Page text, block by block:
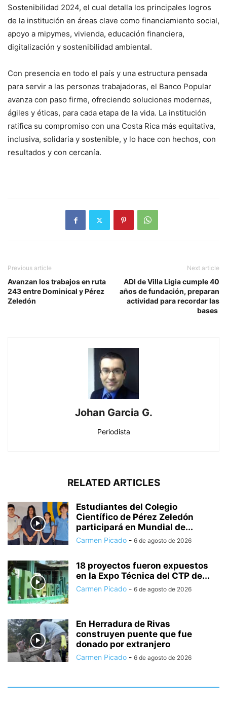
Sostenibilidad 2024, el cual detalla los principales logros
de la institución en áreas clave como financiamiento social,
apoyo a mipymes, vivienda, educación financiera,
digitalización y sostenibilidad ambiental.
Con presencia en todo el país y una estructura pensada
para servir a las personas trabajadoras, el Banco Popular
avanza con paso firme, ofreciendo soluciones modernas,
ágiles y éticas, para cada etapa de la vida. La institución
ratifica su compromiso con una Costa Rica más equitativa,
inclusiva, solidaria y sostenible, y lo hace con hechos, con
resultados y con cercanía.
Previous article
Avanzan los trabajos en ruta
243 entre Dominical y Pérez
Zeledón
Next article
ADI de Villa Ligia cumple 40
años de fundación, preparan
actividad para recordar las
bases
Johan Garcia G.
Periodista
RELATED ARTICLES
Estudiantes del Colegio
Científico de Pérez Zeledón
participará en Mundial de...
Carmen Picado - 6 de agosto de 2026
18 proyectos fueron expuestos
en la Expo Técnica del CTP de...
Carmen Picado - 6 de agosto de 2026
En Herradura de Rivas
construyen puente que fue
donado por extranjero
Carmen Picado - 6 de agosto de 2026